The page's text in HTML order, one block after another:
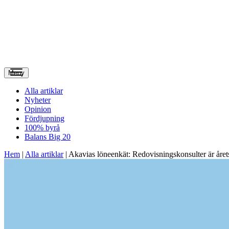
Meny
Alla artiklar
Nyheter
Opinion
Fördjupning
100% byrå
Balans Big 20
Hem | Alla artiklar| Akavias löneenkät: Redovisningskonsulter är